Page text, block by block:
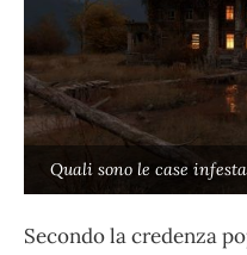
Quali sono le case
Secondo la credenza